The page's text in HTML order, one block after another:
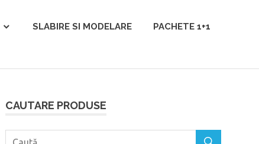
SLABIRE SI MODELARE PACHETE 1+1
CAUTARE PRODUSE